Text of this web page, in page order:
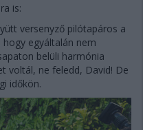
is:
versenyző pilótapáros a
hogy egyáltalán nem
belüli harmónia
voltál, ne feledd, David! De
időkön.